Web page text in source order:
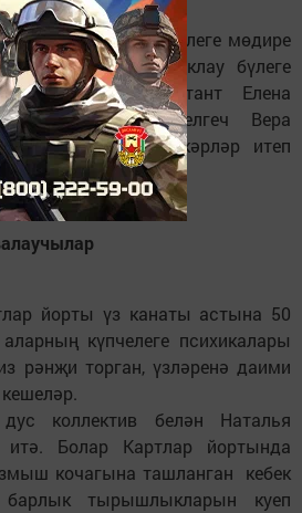
күрсәтү үзәге бүлеге мөдире
социаль яклау бүлеге
Гурьева, консультант Елена
эшләр буенча белгеч Вера
хезмәткәрләр итеп
йорты үз канаты астына 50
күпчелеге психикалары
рәнҗи торган, үзләренә даими
коллектив белән Наталья
итә. Болар Картлар йортында
кочагына ташланган кебек
тырышлыкларын куеп